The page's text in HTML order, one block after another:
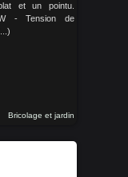
et un pointu.
- Tension de
Bricolage et jardin